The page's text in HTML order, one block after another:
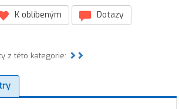
K oblíbeným
Dotazy
z této kategorie: